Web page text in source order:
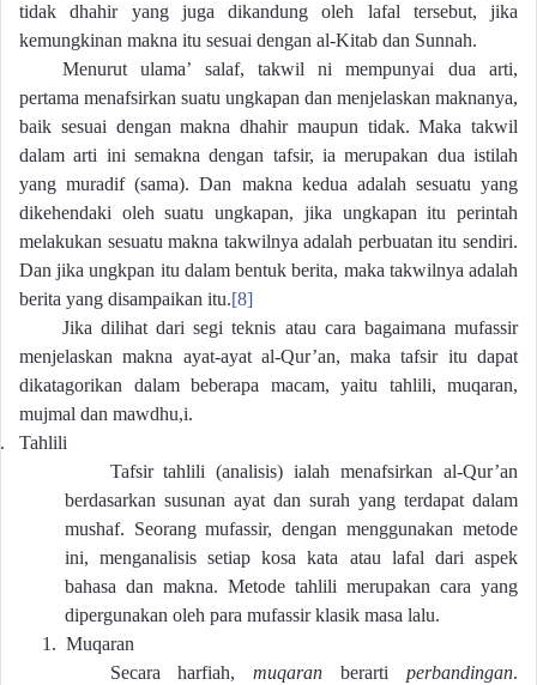
tidak dhahir yang juga dikandung oleh lafal tersebut, jika
kemungkinan makna itu sesuai dengan al-Kitab dan Sunnah.
Menurut ulama’ salaf, takwil ni mempunyai dua arti,
pertama menafsirkan suatu ungkapan dan menjelaskan maknanya,
baik sesuai dengan makna dhahir maupun tidak. Maka takwil
dalam arti ini semakna dengan tafsir, ia merupakan dua istilah
yang muradif (sama). Dan makna kedua adalah sesuatu yang
dikehendaki oleh suatu ungkapan, jika ungkapan itu perintah
melakukan sesuatu makna takwilnya adalah perbuatan itu sendiri.
Dan jika ungkpan itu dalam bentuk berita, maka takwilnya adalah
berita yang disampaikan itu.[8]
Jika dilihat dari segi teknis atau cara bagaimana mufassir
menjelaskan makna ayat-ayat al-Qur’an, maka tafsir itu dapat
dikatagorikan dalam beberapa macam, yaitu tahlili, muqaran,
mujmal dan mawdhu,i.
Tahlili
Tafsir tahlili (analisis) ialah menafsirkan al-Qur’an
berdasarkan susunan ayat dan surah yang terdapat dalam
mushaf. Seorang mufassir, dengan menggunakan metode
ini, menganalisis setiap kosa kata atau lafal dari aspek
bahasa dan makna. Metode tahlili merupakan cara yang
dipergunakan oleh para mufassir klasik masa lalu.
1. Muqaran
Secara harfiah,muqaran berarti perbandingan.